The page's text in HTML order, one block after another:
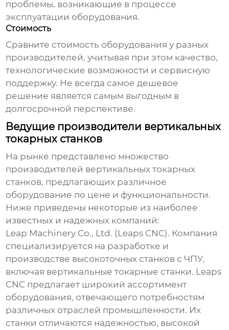
проблемы, возникающие в процессе
эксплуатации оборудования.
Стоимость
Сравните стоимость оборудования у разных
производителей, учитывая при этом качество,
технологические возможности и сервисную
поддержку. Не всегда самое дешевое
решение является самым выгодным в
долгосрочной перспективе.
Ведущие производители вертикальных
токарных станков
На рынке представлено множество
производителей вертикальных токарных
станков, предлагающих различное
оборудование по цене и функциональности.
Ниже приведены некоторые из наиболее
известных и надежных компаний:
Leap Machinery Co., Ltd. (Leaps CNC). Компания
специализируется на разработке и
производстве высокоточных станков с ЧПУ,
включая вертикальные токарные станки. Leaps
CNC предлагает широкий ассортимент
оборудования, отвечающего потребностям
различных отраслей промышленности. Их
станки отличаются надежностью, высокой